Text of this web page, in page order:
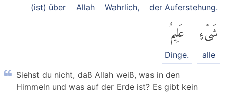
der Auferstehung.
Wahrlich,
Allah
(ist) über
شَىْءٍ
alle
عَلِيمٌ
Dinge.
Siehst du nicht, daß Allah weiß, was in den
Himmeln und was auf der Erde ist? Es gibt kein